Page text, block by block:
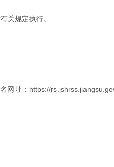
关规定执行。
网址：https://